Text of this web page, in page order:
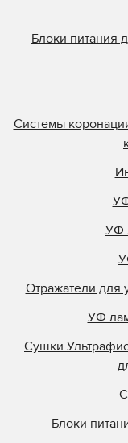
Блоки питания
Системы
УФ
Отражатели для
УФ
Сушки
Блоки